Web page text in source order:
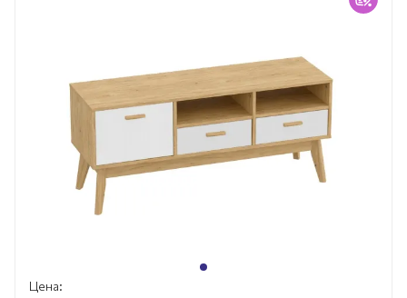
Цена: